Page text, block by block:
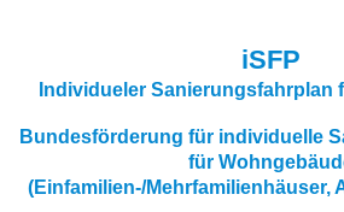
iSFP
Individueler Sanierungsfahrplan
Bundesförderung für individuelle
für
(Einfamilien-/Mehrfamilienhäuser,